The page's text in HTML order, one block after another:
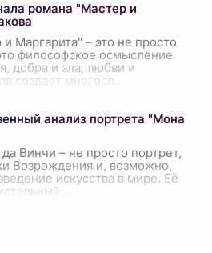
романа "Мастер и
Маргарита" – это не просто
философское осмысление
добра и зла, любви и
создает многосл
анализ портрета "Мона
Винчи – не просто портрет,
Возрождения и, возможно,
искусства в мире. Её